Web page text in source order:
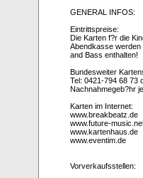
GENERAL INFOS:
Eintrittspreise:
Die Karten f?r die
Abendkasse
and Bass enthalten!
Bundesweiter
Tel: 0421-794 68 73
Nachnahmegeb?hr
Karten im Internet:
www.breakbeatz.de
www.future-
www.kartenhaus.de
www.eventim.de
Vorverkaufsstellen: